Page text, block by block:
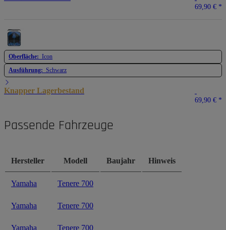
69,90 € *
Oberfläche: Icon
Ausführung: Schwarz
Knapper Lagerbestand
69,90 € *
Passende Fahrzeuge
Hersteller Modell Baujahr Hinweis
Yamaha Tenere 700
Yamaha Tenere 700
Yamaha Tenere 700